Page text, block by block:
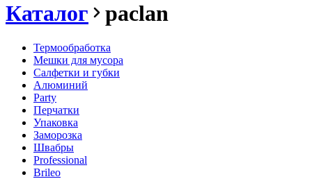
Каталог paclan
Термообработка
Мешки для мусора
Салфетки и губки
Алюминий
Party
Перчатки
Упаковка
Заморозка
Швабры
Professional
Brileo